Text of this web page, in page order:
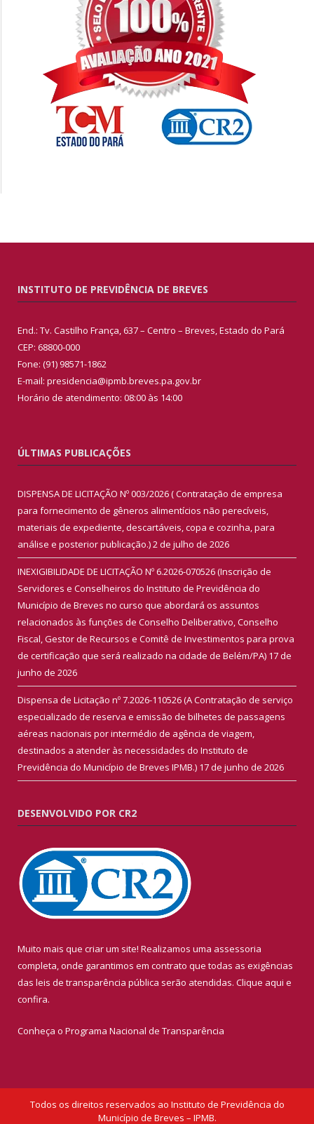
INSTITUTO DE PREVIDÊNCIA DE BREVES
End.: Tv. Castilho França, 637 – Centro – Breves, Estado do Pará
CEP: 68800-000
Fone: (91) 98571-1862
E-mail: presidencia@ipmb.breves.pa.gov.br
Horário de atendimento: 08:00 às 14:00
ÚLTIMAS PUBLICAÇÕES
DISPENSA DE LICITAÇÃO Nº 003/2026 ( Contratação de empresa
para fornecimento de gêneros alimentícios não perecíveis,
materiais de expediente, descartáveis, copa e cozinha, para
análise e posterior publicação.)2 de julho de 2026
INEXIGIBILIDADE DE LICITAÇÃO Nº 6.2026-070526 (Inscrição de
Servidores e Conselheiros do Instituto de Previdência do
Município de Breves no curso que abordará os assuntos
relacionados às funções de Conselho Deliberativo, Conselho
Fiscal, Gestor de Recursos e Comitê de Investimentos para prova
de certificação que será realizado na cidade de Belém/PA) 17 de
junho de 2026
Dispensa de Licitação nº 7.2026-110526 (A Contratação de serviço
especializado de reserva e emissão de bilhetes de passagens
aéreas nacionais por intermédio de agência de viagem,
destinados a atender às necessidades do Instituto de
Previdência do Município de Breves IPMB.) 17 de junho de 2026
DESENVOLVIDO POR CR2
Muito mais que criar um site! Realizamos uma assessoria
completa, onde garantimos em contrato que todas as exigências
das leis de transparência pública serão atendidas. Clique aqui e
confira.
Conheça o Programa Nacional de Transparência
Todos os direitos reservados ao Instituto de Previdência do
Município de Breves – IPMB.